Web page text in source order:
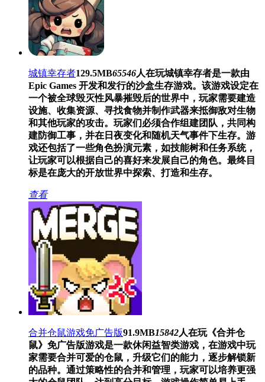
城镇幸存者129.5MB65546人在玩城镇幸存者是一款由
Epic Games 开发和发行的沙盒生存游戏。该游戏设定在
一个被全球毁灭性风暴摧毁后的世界中，玩家需要建造
设施、收集资源、寻找食物并制作武器来抵御敌对生物
和其他玩家的攻击。玩家们必须合作组建团队，共同构
建防御工事，并在日夜变化和随机天气事件下生存。游
戏还包括了一些角色扮演元素，如技能树和任务系统，
让玩家可以根据自己的喜好来发展自己的角色。最终目
标是在庞大的开放世界中探索、打造和生存。
查看
合并仓鼠游戏免广告版91.9MB15842人在玩《合并仓
鼠》免广告版游戏是一款休闲益智类游戏，在游戏中玩
家需要合并可爱的仓鼠，升级它们的能力，逐步解锁新
的品种。通过策略性的合并和管理，玩家可以培养更强